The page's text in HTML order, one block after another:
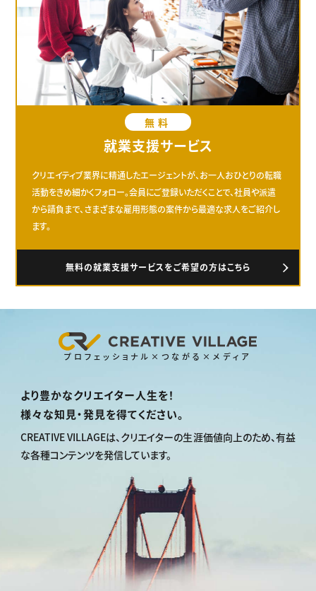
無料
就業支援サービス
クリエイティブ業界に精通したエージェントが、お一人おひとりの転職
活動をきめ細かくフォロー。会員にご登録いただくことで、社員や派遣
から請負まで、さまざまな雇用形態の案件から最適な求人をご紹介し
ます。
無料の就業支援サービスをご希望の方はこちら
プロフェッショナル×つながる×メディア
より豊かなクリエイター人生を！
様々な知見・発見を得てください。
CREATIVE VILLAGEは、クリエイターの生涯価値向上のため、有益
な各種コンテンツを発信しています。